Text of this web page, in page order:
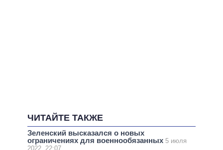
ЧИТАЙТЕ ТАКЖЕ
Зеленский высказался о новых
ограничениях для военнообязанных 5 июля
2022, 22:07